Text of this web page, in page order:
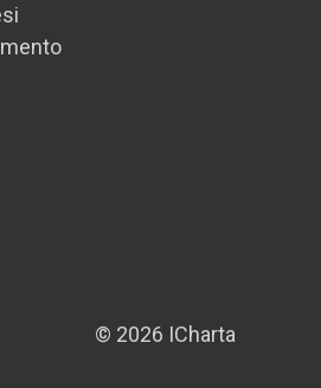
© 2026 ICharta